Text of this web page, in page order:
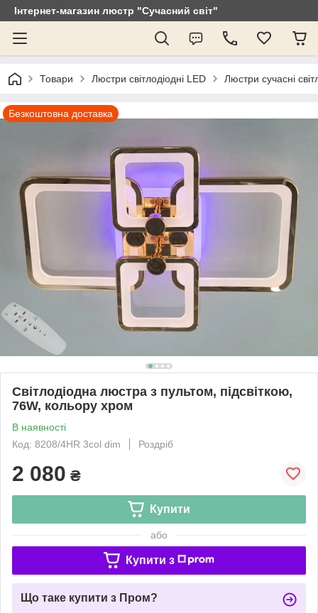
Інтернет-магазин люстр "Сучасний світ"
Товари Люстри світлодіодні LED Люстри сучасні
Безкоштовна доставка
Світлодіодна люстра з пультом, підсвіткою,
76W, кольору хром
В наявності
Код: 8208/4HR 3col dim
Роздріб
2 080 ₴
Купити
або
Купити з
Що таке купити з Пром?